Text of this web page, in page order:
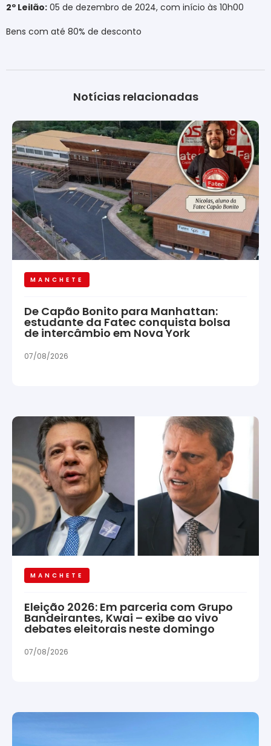
2º Leilão: 05 de dezembro de 2024, com início às 10h00
Bens com até 80% de desconto
Notícias relacionadas
MANCHETE
De Capão Bonito para Manhattan:
estudante da Fatec conquista bolsa
de intercâmbio em Nova York
07/08/2026
MANCHETE
Eleição 2026: Em parceria com Grupo
Bandeirantes, Kwai – exibe ao vivo
debates eleitorais neste domingo
07/08/2026